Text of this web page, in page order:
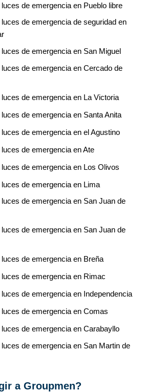
de emergencia en Pueblo libre
de emergencia de seguridad en
de emergencia en San Miguel
de emergencia en Cercado de
de emergencia en La Victoria
de emergencia en Santa Anita
de emergencia en el Agustino
de emergencia en Ate
de emergencia en Los Olivos
de emergencia en Lima
de emergencia en San Juan de
de emergencia en San Juan de
de emergencia en Breña
de emergencia en Rimac
de emergencia en Independencia
de emergencia en Comas
de emergencia en Carabayllo
de emergencia en San Martin de
a Groupmen?